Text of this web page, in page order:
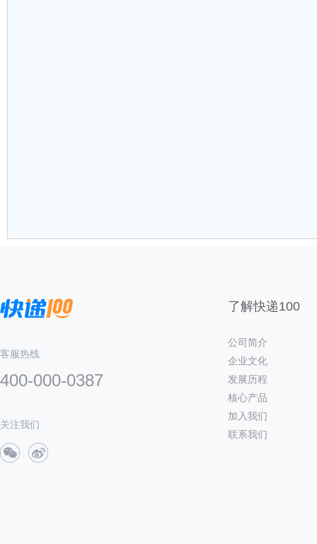
客服热线
400-000-0387
关注我们
了解快递100
公司简介
企业文化
发展历程
核心产品
加入我们
联系我们